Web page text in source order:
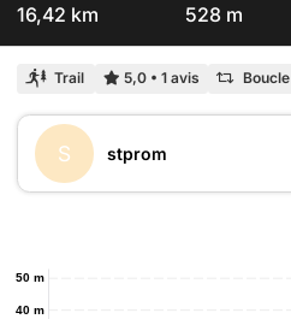
16,42 km 528 m
Trail 5,0 • 1 avis Boucle
S stprom
40 m
50 m